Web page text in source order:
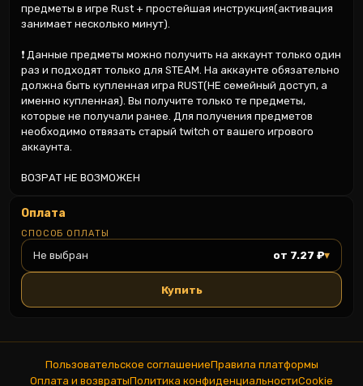
предметы в игре Rust + простейшая инструкция(активация
занимает несколько минут).
❗ Данные предметы можно получить на аккаунт только один
раз и подходят только для STEAM. На аккаунте обязательно
должна быть купленная игра RUST(НЕ семейный доступ, а
именно купленная). Вы получите только те предметы,
которые не получали ранее. Для получения предметов
необходимо отвязать старый twitch от вашего игрового
аккаунта.
ВОЗРАТ НЕ ВОЗМОЖЕН
Оплата
СПОСОБ ОПЛАТЫ
Не выбран от 7.27 ₽▾
Купить
Пользовательское соглашениеПравила платформы
Оплата и возвратыПолитика конфиденциальностиCookie